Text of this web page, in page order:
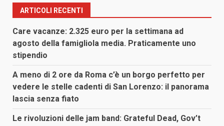
ARTICOLI RECENTI
Care vacanze: 2.325 euro per la settimana ad
agosto della famigliola media. Praticamente uno
stipendio
A meno di 2 ore da Roma c’è un borgo perfetto per
vedere le stelle cadenti di San Lorenzo: il panorama
lascia senza fiato
Le rivoluzioni delle jam band: Grateful Dead, Gov’t